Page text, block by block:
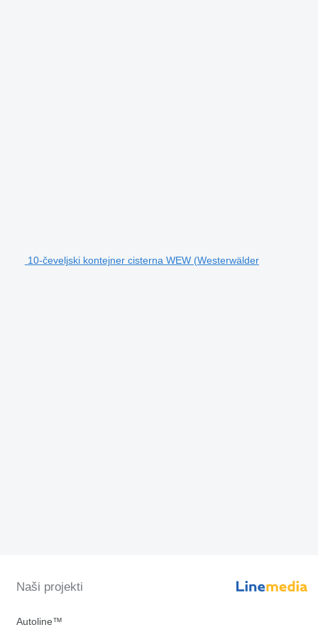
10-čeveljski kontejner cisterna WEW (Westerwälder
Naši projekti
Autoline™